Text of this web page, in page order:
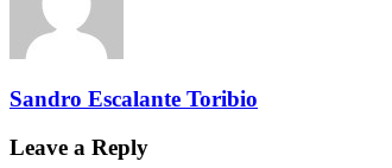
Sandro Escalante Toribio
Leave a Reply